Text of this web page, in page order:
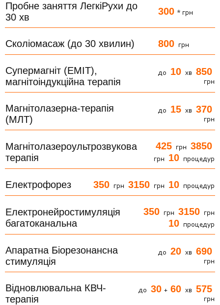
Пробне заняття ЛегкіРухи до
30 хв
300 * грн
Сколіомасаж (до 30 хвилин) 800 грн
Супермагніт (ЕМІТ),
магнітоіндукційна терапія
до 10 хв 850
грн
Магнітолазерна-терапія
(МЛТ)
до 15 хв 370
грн
Магнітолазероультрозвукова
терапія
425 грн 3850
грн 10 процедур
Електрофорез 350 грн 3150 грн 10 процедур
Електронейростимуляція
багатоканальна
350 грн 3150 грн
10 процедур
Апаратна Біорезонансна
стимуляція
до 20 хв 690
грн
Відновлювальна КВЧ-
терапія
до 30 + 60 хв 575
грн